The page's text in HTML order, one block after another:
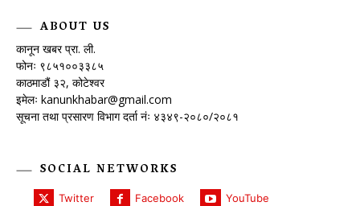
ABOUT US
कानून खबर प्रा. ली.
फोनः ९८५१००३३८५
काठमाडौं ३२, कोटेश्वर
इमेलः kanunkhabar@gmail.com
सूचना तथा प्रसारण विभाग दर्ता नंः ४३४९-२०८०/२०८१
SOCIAL NETWORKS
Twitter Facebook
YouTube